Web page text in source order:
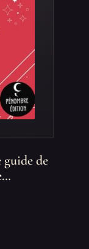
de